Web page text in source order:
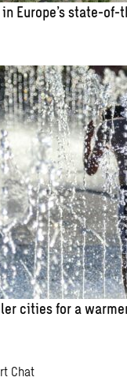
in Eu­rope’s state-
cities for a